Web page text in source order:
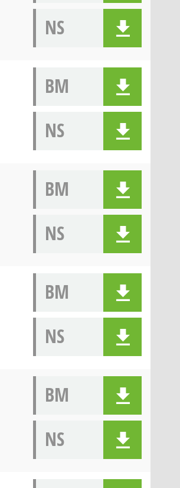
NS
BM
NS
BM
NS
BM
NS
BM
NS